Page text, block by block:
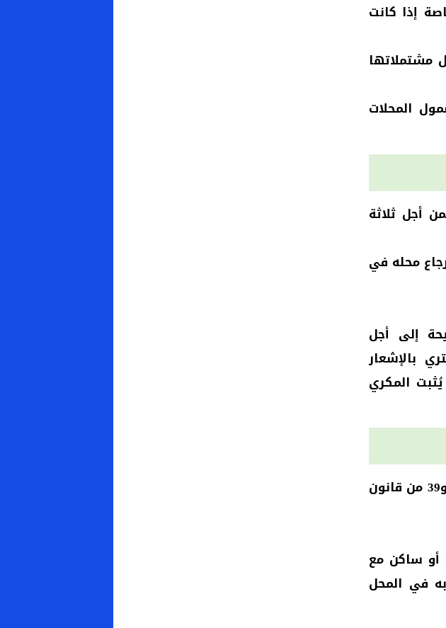
إذا كانت
مشتملاتها
24/08/2010 أن شرط شمول المحلات
أن يتضمن أجل ثلاثة
محله في
إلى أجل
بالإشعار
المكري
نصت المادة 46 على أن الإشعار بالإفراغ يُبلغ وفقًا للفصول 37 و38 و39 من قانون
أو ساكن مع
في المحل